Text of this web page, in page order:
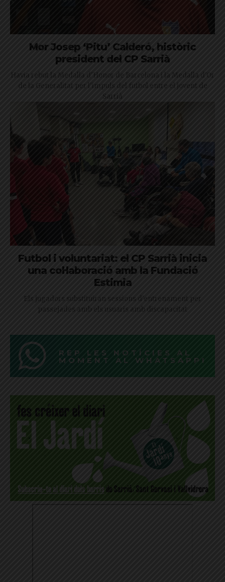
Mor Josep ‘Pitu’ Calderó, històric
president del CP Sarrià
Havia rebut la Medalla d'Honor de Barcelona i la Medalla d'Or
de la Generalitat per l'impuls del futbol entre el jovent de
Sarrià
Futbol i voluntariat: el CP Sarrià inicia
una col·laboració amb la Fundació
Estimia
Els jugadors substituiran sessions d'entrenament per
passejades amb els usuaris amb discapacitat
REP LES NOTÍCIES AL
MOMENT AL WHATSAPP!